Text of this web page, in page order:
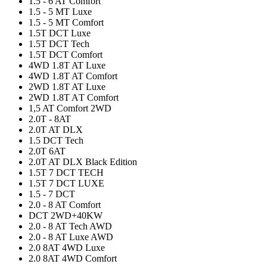
1.5 - 5 MT Luxe
1.5 - 5 MT Comfort
1.5T DCT Luxe
1.5T DCT Tech
1.5T DCT Comfort
4WD 1.8T AT Luxe
4WD 1.8T AT Comfort
2WD 1.8T AT Luxe
2WD 1.8T AТ Comfort
1,5 AT Comfort 2WD
2.0T - 8AT
2.0T AT DLX
1.5 DCT Tech
2.0T 6AT
2.0T AT DLX Black Edition
1.5T 7 DCT TECH
1.5T 7 DCT LUXE
1.5 - 7 DCT
2.0 - 8 AT Comfort
DCT 2WD+40KW
2.0 - 8 AT Tech AWD
2.0 - 8 AT Luxe AWD
2.0 8AT 4WD Luxe
2.0 8AT 4WD Comfort